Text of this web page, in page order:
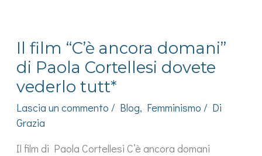
Il film “C’è ancora domani”
di Paola Cortellesi dovete
vederlo tutt*
Lascia un commento / Blog, Femminismo / Di
Grazia
Il film di Paola Cortellesi C’è ancora domani